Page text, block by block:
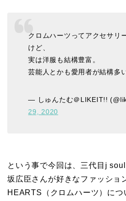
クロムハーツってアクセサリ
けど、
実は洋服も結構豊富。
芸能人とかも愛用者が結構多
— しゅんたむ＠LIKEIT!!
29, 2020
という事で今回は、三代目j
坂広臣さんが好きなファッショ
HEARTS（クロムハーツ）につ